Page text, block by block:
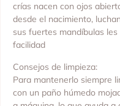
crías nacen con ojos
desde el nacimiento,
sus fuertes mandíbulas
facilidad
Consejos de limpieza:
Para mantenerlo siempre
con un paño húmedo